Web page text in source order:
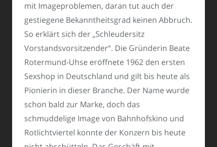
mit Imageproblemen, daran tut auch der
gestiegene Bekanntheitsgrad keinen Abbruch.
So erklärt sich der „Schleudersitz
Vorstandsvorsitzender“. Die Gründerin Beate
Rotermund-Uhse eröffnete 1962 den ersten
Sexshop in Deutschland und gilt bis heute als
Pionierin in dieser Branche. Der Name wurde
schon bald zur Marke, doch das
schmuddelige Image von Bahnhofskino und
Rotlichtviertel konnte der Konzern bis heute